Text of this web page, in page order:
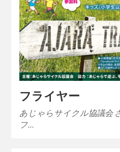
フライヤー
あじゃらサイクル協議会
フ…